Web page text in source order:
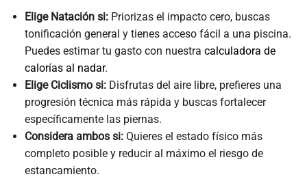
Elige Natación si:Priorizas el impacto cero, buscas
tonificación general y tienes acceso fácil a una piscina.
Puedes estimar tu gasto con nuestra calculadora de
calorías al nadar.
Elige Ciclismo si:Disfrutas del aire libre, prefieres una
progresión técnica más rápida y buscas fortalecer
específicamente las piernas.
Considera ambos si:Quieres el estado físico más
completo posible y reducir al máximo el riesgo de
estancamiento.